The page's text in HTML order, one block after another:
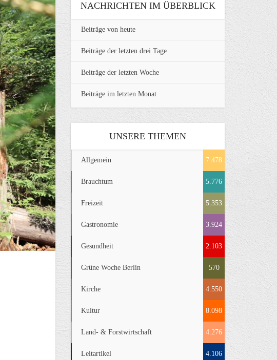
NACHRICHTEN IM ÜBERBLICK
Beiträge von heute
Beiträge der letzten drei Tage
Beiträge der letzten Woche
Beiträge im letzten Monat
UNSERE THEMEN
Allgemein 7.478
Brauchtum 5.776
Freizeit 5.353
Gastronomie 3.924
Gesundheit 2.103
Grüne Woche Berlin 570
Kirche 4.550
Kultur 8.098
Land- & Forstwirtschaft 4.276
Leitartikel 4.106